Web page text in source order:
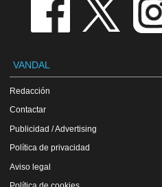
VANDAL
Redacción
Contactar
Publicidad / Advertising
Política de privacidad
Aviso legal